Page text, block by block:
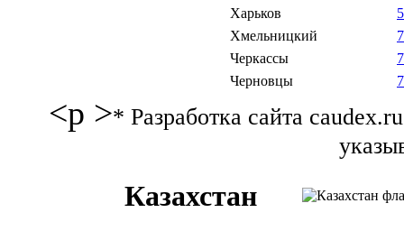
Харьков
Хмельницкий
Черкассы
Черновцы
<p >* Разработка сайта
Казахстан